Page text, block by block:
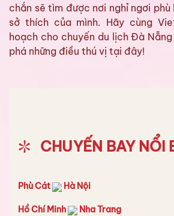
chắn sẽ tìm được nơi nghỉ ngơi phù
sở thích của mình. Hãy cùng
hoạch cho chuyến du lịch Đà
phá những điều thú vị tại đây!
CHUYẾN BAY NỔI
Phù Cát Hà Nội
Hồ Chí Minh Nha Trang